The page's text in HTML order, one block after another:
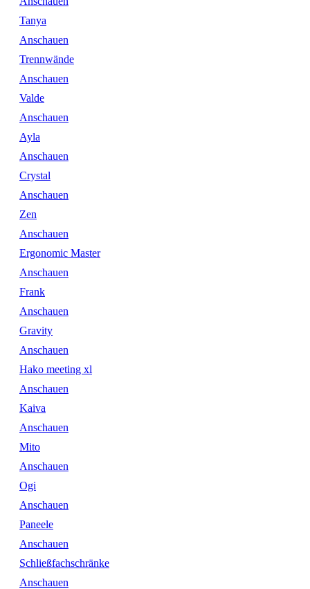
Tanya
Anschauen
Trennwände
Anschauen
Valde
Anschauen
Ayla
Anschauen
Crystal
Anschauen
Zen
Anschauen
Ergonomic Master
Anschauen
Frank
Anschauen
Gravity
Anschauen
Hako meeting xl
Anschauen
Kaiva
Anschauen
Mito
Anschauen
Ogi
Anschauen
Paneele
Anschauen
Schließfachschränke
Anschauen